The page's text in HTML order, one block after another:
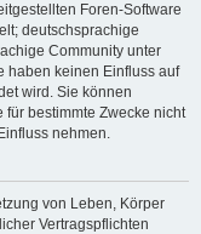
Foren-Software
deutschsprachige
Community unter
haben keinen Einfluss auf
wird. Sie können
bestimmte Zwecke nicht
nehmen.
von Leben, Körper
Vertragspflichten